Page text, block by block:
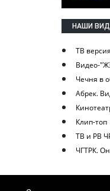
НАШИ
ТВ
Видео-
Чечня в
Абрек.
Клип-топ
ТВ и РВ
ЧГТРК.